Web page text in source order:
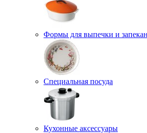
Формы для выпечки и
Специальная посуда
Кухонные аксессуары